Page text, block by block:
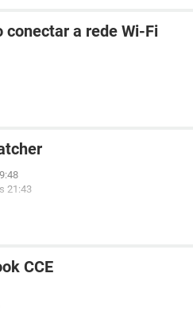
conectar a rede Wi-Fi
21:43
CCE